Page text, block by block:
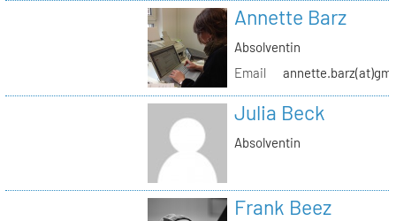
Annette Barz
Absolventin
Email
Julia Beck
Absolventin
Frank Beez